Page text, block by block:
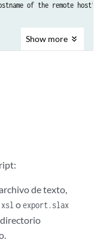
>
>
of the remote host";
Show more
de texto,
oexport.slax
directorio